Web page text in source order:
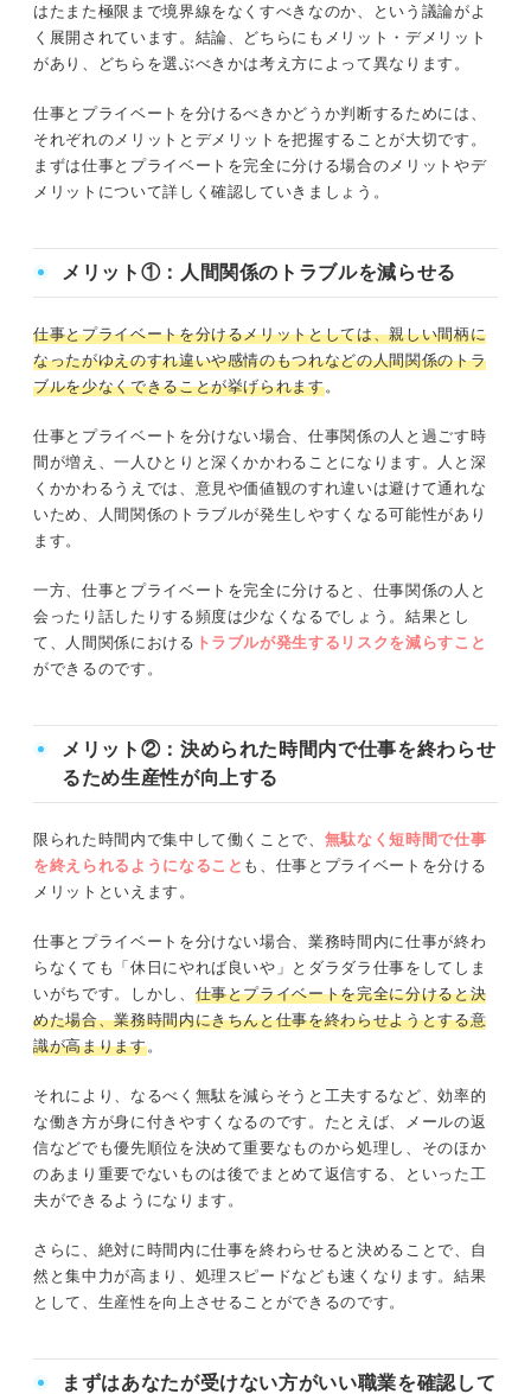
はたまた極限まで境界線をなくすべきなのか、という議論がよ
く展開されています。結論、どちらにもメリット・デメリット
があり、どちらを選ぶべきかは考え方によって異なります。
仕事とプライベートを分けるべきかどうか判断するためには、
それぞれのメリットとデメリットを把握することが大切です。
まずは仕事とプライベートを完全に分ける場合のメリットやデ
メリットについて詳しく確認していきましょう。
メリット①：人間関係のトラブルを減らせる
仕事とプライベートを分けるメリットとしては、親しい間柄に
なったがゆえのすれ違いや感情のもつれなどの人間関係のトラ
ブルを少なくできることが挙げられます。
仕事とプライベートを分けない場合、仕事関係の人と過ごす時
間が増え、一人ひとりと深くかかわることになります。人と深
くかかわるうえでは、意見や価値観のすれ違いは避けて通れな
いため、人間関係のトラブルが発生しやすくなる可能性があり
ます。
一方、仕事とプライベートを完全に分けると、仕事関係の人と
会ったり話したりする頻度は少なくなるでしょう。結果とし
て、人間関係における トラブルが発生するリスクを減らすこと
ができるのです。
メリット②：決められた時間内で仕事を終わらせ
るため生産性が向上する
限られた時間内で集中して働くことで、 無駄なく短時間で仕事
を終えられるようになること も、仕事とプライベートを分ける
メリットといえます。
仕事とプライベートを分けない場合、業務時間内に仕事が終わ
らなくても「休日にやれば良いや」とダラダラ仕事をしてしま
いがちです。しかし、 仕事とプライベートを完全に分けると決
めた場合、業務時間内にきちんと仕事を終わらせようとする意
識が高まります。
それにより、なるべく無駄を減らそうと工夫するなど、効率的
な働き方が身に付きやすくなるのです。たとえば、メールの返
信などでも優先順位を決めて重要なものから処理し、そのほか
のあまり重要でないものは後でまとめて返信する、といった工
夫ができるようになります。
さらに、絶対に時間内に仕事を終わらせると決めることで、自
然と集中力が高まり、処理スピードなども速くなります。結果
として、生産性を向上させることができるのです。
まずはあなたが受けない方がいい職業を確認して